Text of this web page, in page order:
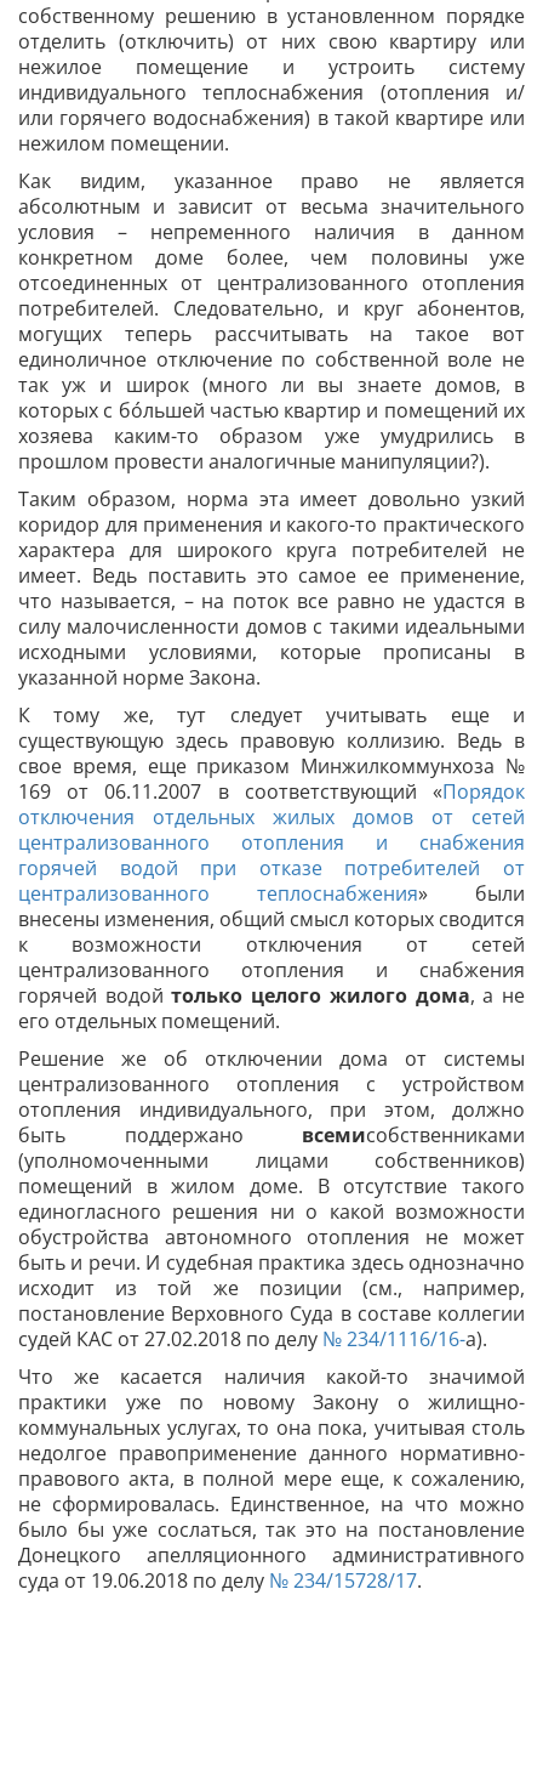
собственному решению в установленном порядке
отделить (отключить) от них свою квартиру или
нежилое помещение и устроить систему
индивидуального теплоснабжения (отопления и/
или горячего водоснабжения) в такой квартире или
нежилом помещении.
Как видим, указанное право не является
абсолютным и зависит от весьма значительного
условия – непременного наличия в данном
конкретном доме более, чем половины уже
отсоединенных от централизованного отопления
потребителей. Следовательно, и круг абонентов,
могущих теперь рассчитывать на такое вот
единоличное отключение по собственной воле не
так уж и широк (много ли вы знаете домов, в
которых с бо́льшей частью квартир и помещений их
хозяева каким-то образом уже умудрились в
прошлом провести аналогичные манипуляции?).
Таким образом, норма эта имеет довольно узкий
коридор для применения и какого-то практического
характера для широкого круга потребителей не
имеет. Ведь поставить это самое ее применение,
что называется, – на поток все равно не удастся в
силу малочисленности домов с такими идеальными
исходными условиями, которые прописаны в
указанной норме Закона.
К тому же, тут следует учитывать еще и
существующую здесь правовую коллизию. Ведь в
свое время, еще приказом Минжилкоммунхоза №
169 от 06.11.2007 в соответствующий «Порядок
отключения отдельных жилых домов от сетей
централизованного отопления и снабжения
горячей водой при отказе потребителей от
централизованного теплоснабжения» были
внесены изменения, общий смысл которых сводится
к возможности отключения от сетей
централизованного отопления и снабжения
горячей водойтолько целого жилого дома, а не
его отдельных помещений.
Решение же об отключении дома от системы
централизованного отопления с устройством
отопления индивидуального, при этом, должно
быть поддержано всемисобственниками
(уполномоченными лицами собственников)
помещений в жилом доме. В отсутствие такого
единогласного решения ни о какой возможности
обустройства автономного отопления не может
быть и речи. И судебная практика здесь однозначно
исходит из той же позиции (см., например,
постановление Верховного Суда в составе коллегии
судей КАС от 27.02.2018 по делу № 234/1116/16-а).
Что же касается наличия какой-то значимой
практики уже по новому Закону о жилищно-
коммунальных услугах, то она пока, учитывая столь
недолгое правоприменение данного нормативно-
правового акта, в полной мере еще, к сожалению,
не сформировалась. Единственное, на что можно
было бы уже сослаться, так это на постановление
Донецкого апелляционного административного
суда от 19.06.2018 по делу № 234/15728/17.